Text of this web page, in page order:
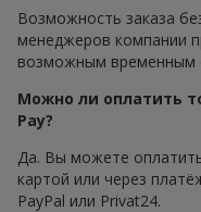
Возможность заказа
менеджеров компании
возможным временным
Можно ли оплатить
Pay?
Да. Вы можете
картой или через
PayPal или Privat24.